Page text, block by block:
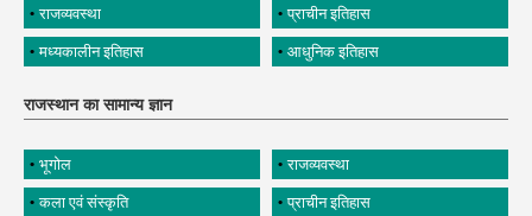
राजव्यवस्था
प्राचीन इतिहास
मध्यकालीन इतिहास
आधुनिक इतिहास
राजस्थान का सामान्य ज्ञान
भूगोल
राजव्यवस्था
कला एवं संस्कृति
प्राचीन इतिहास